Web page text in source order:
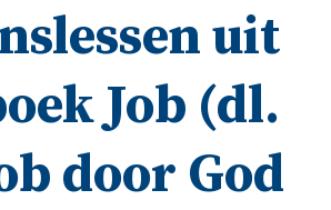
uit
Job (dl.
door God
Podcast
Magazine
Agenda
Kinderwerk
Jongerenwerk
Het Studiehuis (cursus)